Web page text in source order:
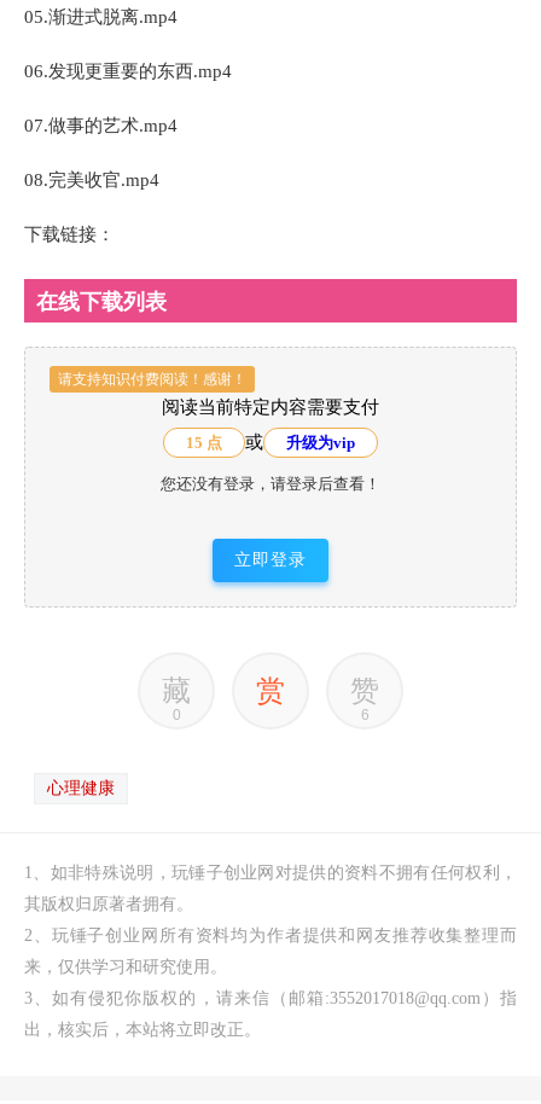
05.渐进式脱离.mp4
06.发现更重要的东西.mp4
07.做事的艺术.mp4
08.完美收官.mp4
下载链接：
在线下载列表
请支持知识付费阅读！感谢！
阅读当前特定内容需要支付
15 点 或 升级为vip
您还没有登录，请登录后查看！
立即登录
藏
0
赏 赞
6
心理健康
1、如非特殊说明，玩锤子创业网对提供的资料不拥有任何权利，
其版权归原著者拥有。
2、玩锤子创业网所有资料均为作者提供和网友推荐收集整理而
来，仅供学习和研究使用。
3、如有侵犯你版权的，请来信（邮箱:3552017018@qq.com）指
出，核实后，本站将立即改正。